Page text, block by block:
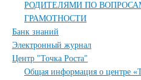
РОДИТЕЛЯМИ ПО
ГРАМОТНОСТИ
Банк знаний
Электронный журнал
Центр "Точка Роста"
Общая информация о центре